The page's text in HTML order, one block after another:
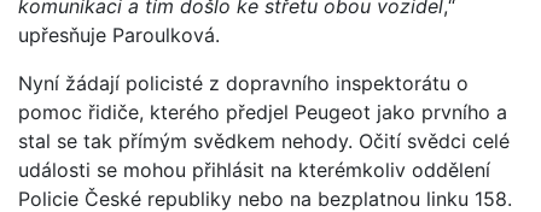
komunikaci a tím došlo ke střetu obou vozidel,“
upřesňuje Paroulková.
Nyní žádají policisté z dopravního inspektorátu o
pomoc řidiče, kterého předjel Peugeot jako prvního a
stal se tak přímým svědkem nehody. Očití svědci celé
události se mohou přihlásit na kterémkoliv oddělení
Policie České republiky nebo na bezplatnou linku 158.